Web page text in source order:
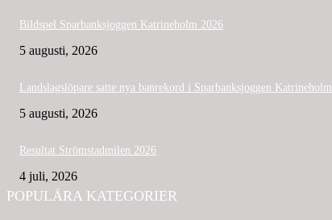
Bildspel Sparbanksjoggen Katrineholm 2026
5 augusti, 2026
Landslagslöpare satte nya banrekord i Sparbanksjoggen Katrineholm
5 augusti, 2026
Resultat Strömstadmilen 2026
4 juli, 2026
POPULÄRA KATEGORIER